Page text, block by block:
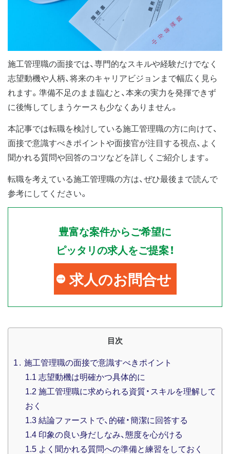
施工管理職の面接では、専門的なスキルや経験だけでなく
志望動機や人柄、将来のキャリアビジョンまで幅広く見ら
れます。準備不足のまま臨むと、本来の実力を発揮できず
に後悔してしまうケースも少なくありません。
本記事では転職を検討している施工管理職の方に向けて、
面接で意識すべきポイントや面接官が注目する視点、よく
聞かれる質問や回答のコツなどを詳しくご紹介します。
転職を考えている施工管理職の方は、ぜひ最後まで読んで
参考にしてください。
豊富な案件からご希望に
ピッタリの求人をご提案！
求人のお問合せ
目次
1 施工管理職の面接で意識すべきポイント
1.1志望動機は明確かつ具体的に
1.2 施工管理職に求められる資質・スキルを理解して
おく
1.3結論ファーストで、的確・簡潔に回答する
1.4印象の良い身だしなみ、態度を心がける
1.5よく聞かれる質問への準備と練習をしておく